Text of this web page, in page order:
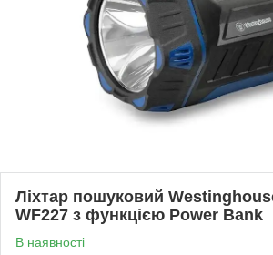
Ліхтар пошуковий
WF227 з функцією Power Bank
В наявності